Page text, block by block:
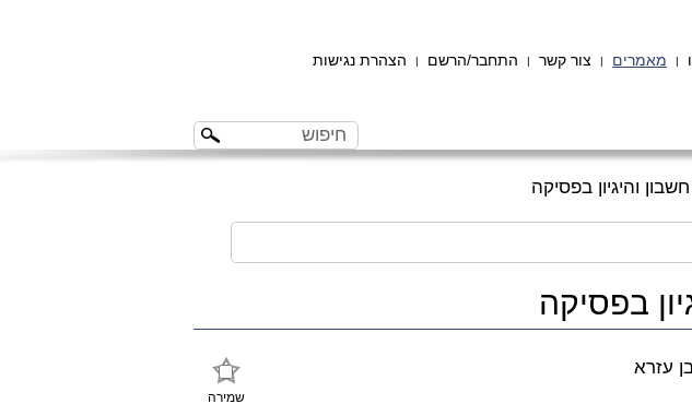
| מאמרים | צור קשר | התחבר/הרשם | הצהרת נגישות
והיגיון בפסיקה
בפסיקה
שמירה
עזרא